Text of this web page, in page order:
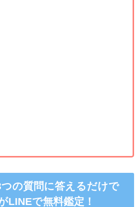
つの質問に答えるだけで
LINEで無料鑑定！